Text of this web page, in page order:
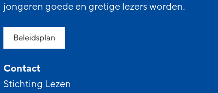
jongeren goede en gretige lezers worden.
Beleidsplan
Contact
Stichting Lezen